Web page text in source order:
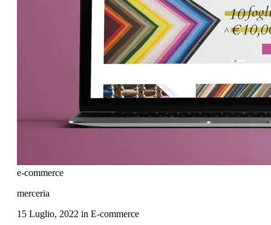
e-commerce
merceria
15 Luglio, 2022 in E-commerce